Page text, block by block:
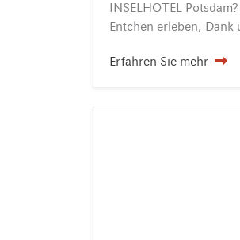
INSELHOTEL
Erfahren Sie mehr